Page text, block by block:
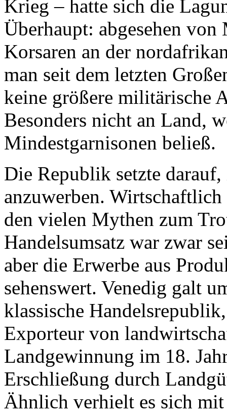
Krieg – hatte sich die
Überhaupt: abgesehen
Korsaren an der
man seit dem letzten
keine größere militärische
Besonders nicht an Land,
Mindestgarnisonen beließ.
Die Republik setzte
anzuwerben.
den vielen Mythen zum
Handelsumsatz war zwar
aber die Erwerbe aus
sehenswert. Venedig galt
klassische
Exporteur von
Landgewinnung im 18.
Erschließung durch
Ähnlich verhielt es sich